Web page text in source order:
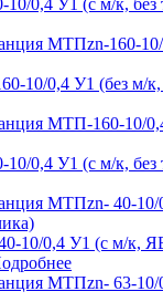
0,4 У1 (с м/к,
10/0,4 У1 (без м/
0,4 У1 (с м/к,
10/0,4 У1 (с м/к,